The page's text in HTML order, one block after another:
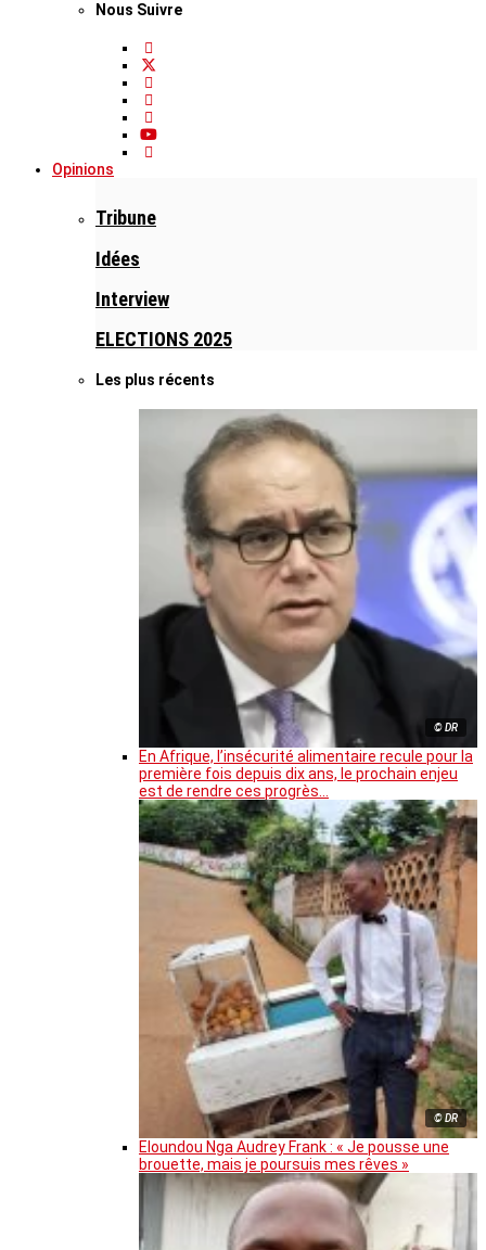
Nous Suivre
Opinions
Tribune
Idées
Interview
ELECTIONS 2025
Les plus récents
© DR
En Afrique, l’insécurité alimentaire recule pour la
première fois depuis dix ans, le prochain enjeu
est de rendre ces progrès…
© DR
Eloundou Nga Audrey Frank : « Je pousse une
brouette, mais je poursuis mes rêves »